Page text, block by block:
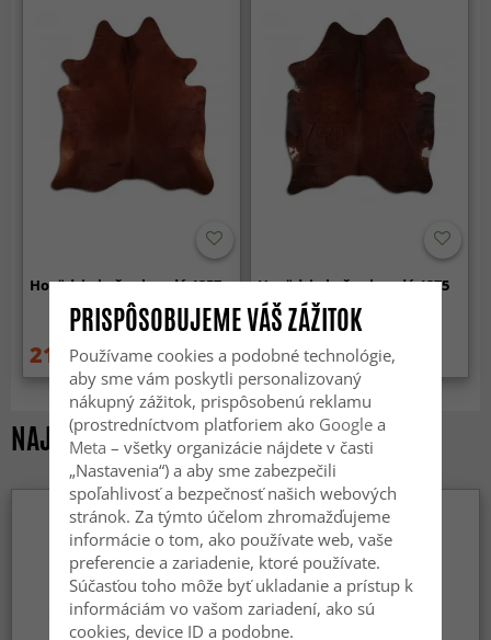
Hovädzia koža - hnedá 1357
219 € 259 €
Hovädzia koža - hnedá 1375
219 € 259 €
NAJZOBRAZOVANEJŠIE PRODUKTY
PRISPÔSOBUJEME VÁŠ ZÁŽITOK
Používame cookies a podobné technológie,
aby sme vám poskytli personalizovaný
nákupný zážitok, prispôsobenú reklamu
(prostredníctvom platforiem ako Googlea
Meta – všetky organizácie nájdete v časti
„Nastavenia“) a aby sme zabezpečili
spoľahlivosť a bezpečnosť našich webových
stránok. Za týmto účelom zhromažďujeme
informácie o tom, ako používate web, vaše
preferencie a zariadenie, ktoré používate.
Súčasťou toho môže byť ukladanie a prístup k
informáciám vo vašom zariadení, ako sú
cookies, device ID a podobne.